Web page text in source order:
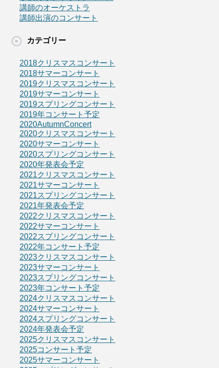
講師のオーケストラ
講師出演のコンサート
カテゴリー
2018クリスマスコンサート
2018サマーコンサート
2019クリスマスコンサート
2019サマーコンサート
2019スプリングコンサート
2019年コンサート予定
2020AutumnConcert
2020クリスマスコンサート
2020サマーコンサート
2020スプリングコンサート
2020年発表会予定
2021クリスマスコンサート
2021サマーコンサート
2021スプリングコンサート
2021年発表会予定
2022クリスマスコンサート
2022サマーコンサート
2022スプリングコンサート
2022年コンサート予定
2023クリスマスコンサート
2023サマーコンサート
2023スプリングコンサート
2023年コンサート予定
2024クリスマスコンサート
2024サマーコンサート
2024スプリングコンサート
2024年発表会予定
2025クリスマスコンサート
2025コンサート予定
2025サマーコンサート